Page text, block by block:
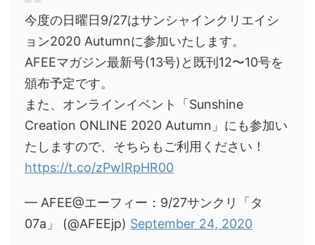
今度の日曜日9/27はサンシャインクリエイシ
ョン2020 Autumnに参加いたします。
AFEEマガジン最新号(13号)と既刊12〜10号を
頒布予定です。
また、オンラインイベント「Sunshine
Creation ONLINE 2020 Autumn」にも参加い
たしますので、そちらもご利用ください！
https://t.co/zPwIRpHR00
— AFEE@エーフィー：9/27サンクリ「タ
07a」 (@AFEEjp) September 24, 2020